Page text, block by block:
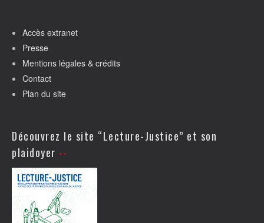
Accès extranet
Presse
Mentions légales & crédits
Contact
Plan du site
Découvrez le site “Lecture-Justice” et son
plaidoyer